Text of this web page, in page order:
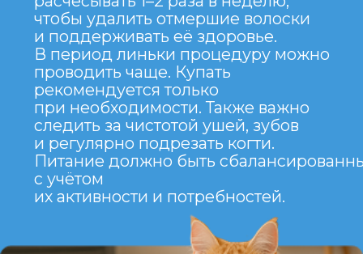
МИНУСЫ
Может быть слишком
независимым для некоторых
хозяев.
Требует пространства для игр
и exploration.
Редкость породы, что может
затруднить приобретение
котёнка.